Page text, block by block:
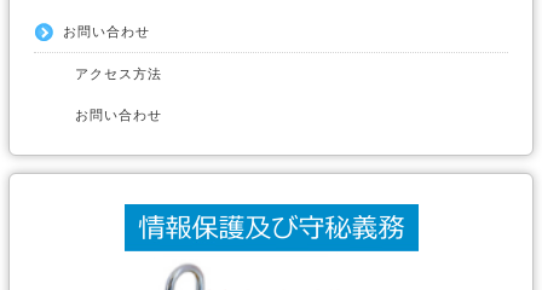
お問い合わせ
アクセス方法
お問い合わせ